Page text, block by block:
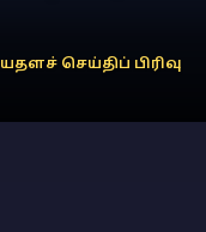
செய்திப் பிரிவு